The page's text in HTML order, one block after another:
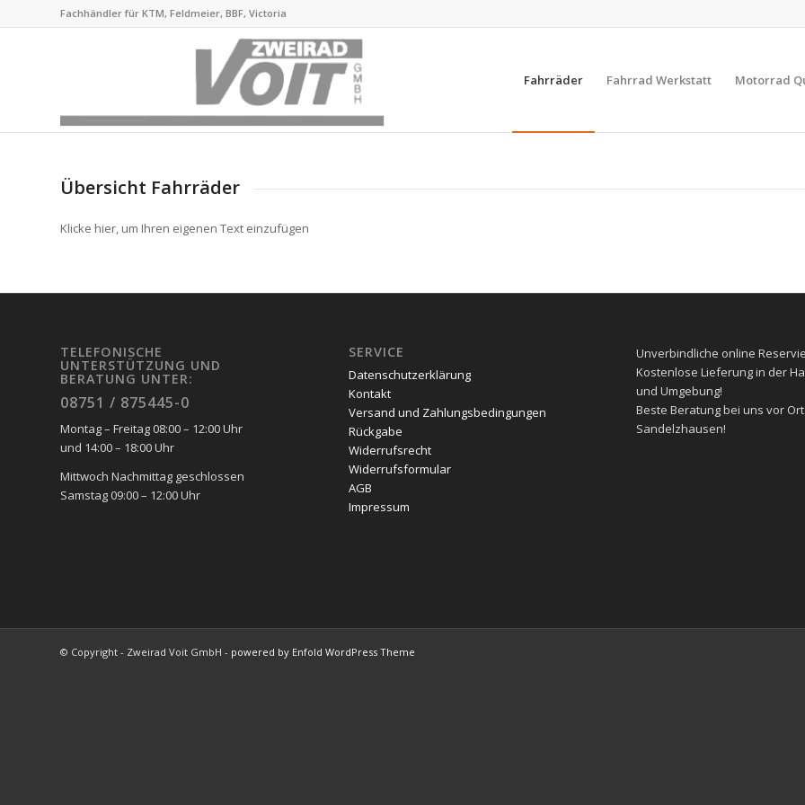
Fachhändler für KTM, Feldmeier, BBF, Victoria
Fahrräder Fahrrad Werkstatt Motorrad
Übersicht Fahrräder
Klicke hier, um Ihren eigenen Text einzufügen
TELEFONISCHE
UNTERSTÜTZUNG UND
BERATUNG UNTER:
08751 / 875445-0
Montag – Freitag 08:00 – 12:00 Uhr
und 14:00 – 18:00 Uhr
Mittwoch Nachmittag geschlossen
Samstag 09:00 – 12:00 Uhr
SERVICE
Datenschutzerklärung
Kontakt
Versand und Zahlungsbedingungen
Rückgabe
Widerrufsrecht
Widerrufsformular
AGB
Impressum
Unverbindliche online
Kostenlose Lieferung in der
und Umgebung!
BesteBeratungbei uns vor
Sandelzhausen!
© Copyright - Zweirad Voit GmbH - powered by Enfold WordPress Theme